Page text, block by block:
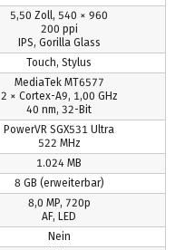
5,50 Zoll, 540 × 960
200 ppi
IPS, Gorilla Glass
Touch, Stylus
MediaTek MT6577
2 × Cortex-A9, 1,00 GHz
40 nm, 32-Bit
PowerVR SGX531 Ultra
522 MHz
1.024 MB
8 GB (erweiterbar)
8,0 MP, 720p
AF, LED
Nein